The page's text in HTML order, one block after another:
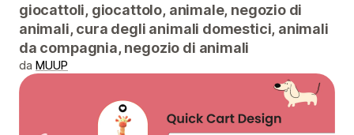
giocattoli, giocattolo, animale, negozio di
animali, cura degli animali domestici, animali
da compagnia, negozio di animali
da MUUP